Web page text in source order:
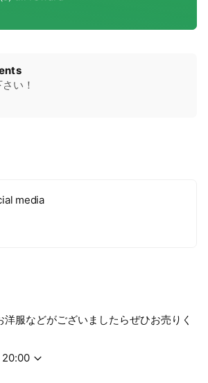
い！
media
洋服などがございましたらぜひお売りく
20:00